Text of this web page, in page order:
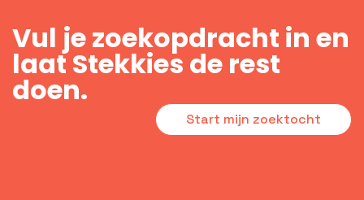
Vul je zoekopdracht in en
laat Stekkies de rest
doen.
Start mijn zoektocht